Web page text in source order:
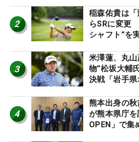
2
稲森佑貴は
らSRに変更
シャフト”を
ーのヒトネタ
3
米澤蓮、丸
物”松坂大
決戦「岩手県
4
熊本出身の
が熊本県庁
OPEN」で集